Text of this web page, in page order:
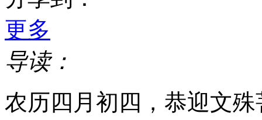
更多
导读：
农历四月初四，恭迎文